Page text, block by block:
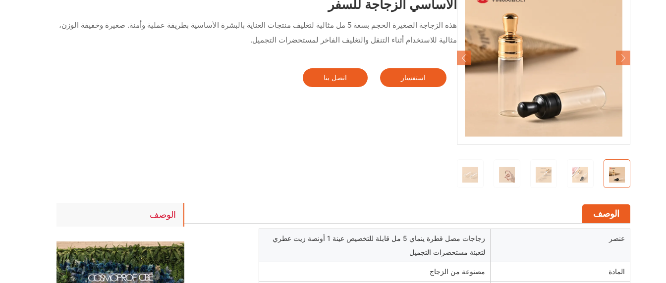
الأساسي الزجاجة للسفر
هذه الزجاجة الصغيرة الحجم بسعة 5 مل مثالية لتغليف منتجات العناية بالبشرة الأساسية بطريقة عملية وأمنة. صغيرة وخفيفة الوزن،
مثالية للاستخدام أثناء التنقل والتغليف الفاخر لمستحضرات التجميل.
استفسار اتصل بنا
الوصف الوصف
عنصر
زجاجات مصل قطرة ينماي 5 مل قابلة للتخصيص عينة 1 أونصة زيت عطري
لتعبئة مستحضرات التجميل
المادة مصنوعة من الزجاج